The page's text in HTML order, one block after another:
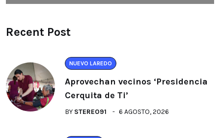
Recent Post
NUEVO LAREDO
Aprovechan vecinos ‘Presidencia
Cerquita de Ti’
BY STEREO91 6 AGOSTO, 2026